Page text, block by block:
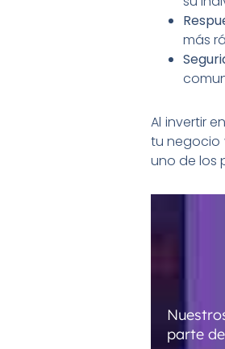
más
Al invertir
tu negocio
uno de los
parte